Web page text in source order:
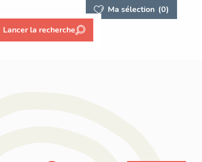
Ma sélection (0)
Lancer la recherche